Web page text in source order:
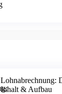
Lohnabrechnung:
Inhalt & Aufbau